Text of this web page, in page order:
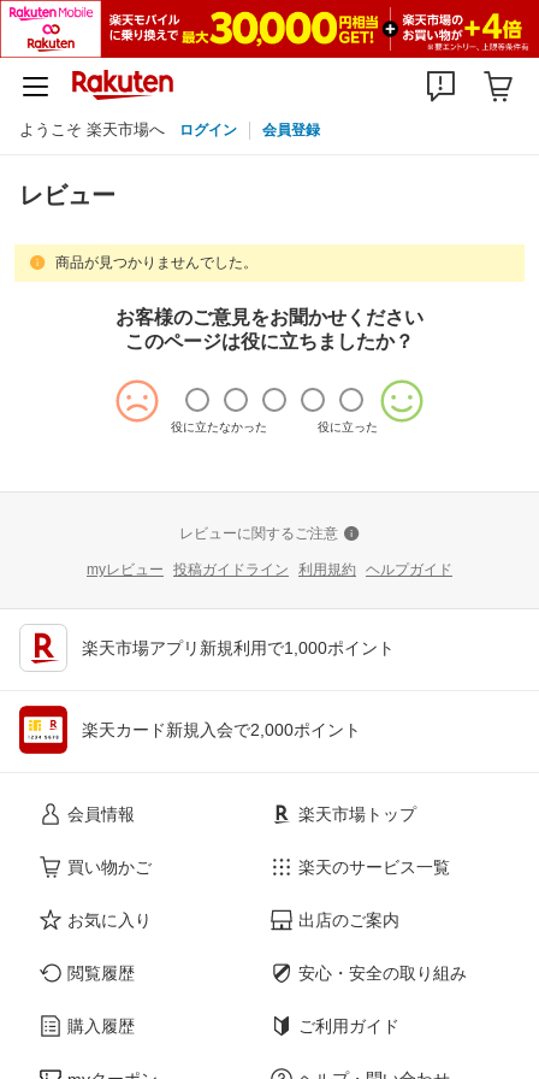
ようこそ 楽天市場へ ログイン 会員登録
レビュー
商品が見つかりませんでした。
お客様のご意見をお聞かせください
このページは役に立ちましたか？
役に立たなかった 役に立った
レビューに関するご注意
myレビュー 投稿ガイドライン 利用規約 ヘルプガイド
楽天市場アプリ新規利用で1,000ポイント
楽天カード新規入会で2,000ポイント
会員情報
買い物かご
お気に入り
閲覧履歴
購入履歴
楽天市場トップ
楽天のサービス一覧
出店のご案内
安心・安全の取り組み
ご利用ガイド